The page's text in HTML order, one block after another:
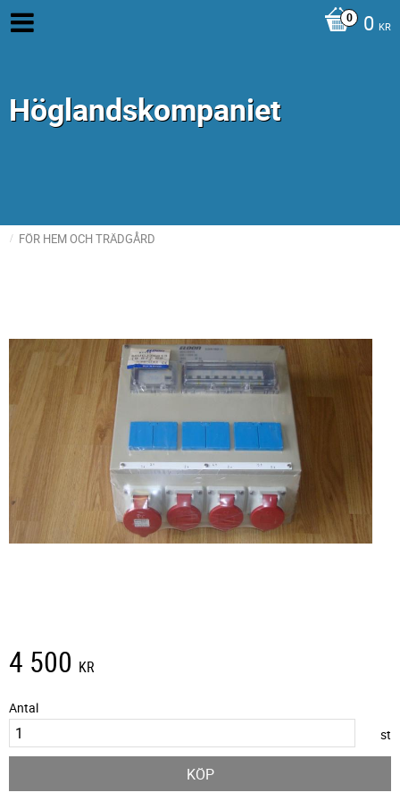
0 KR
Höglandskompaniet
FÖR HEM OCH TRÄDGÅRD
4 500 KR
Antal
st
KÖP